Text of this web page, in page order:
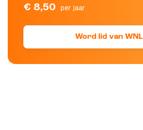
€ 8,50 per jaar
Word lid van WNL